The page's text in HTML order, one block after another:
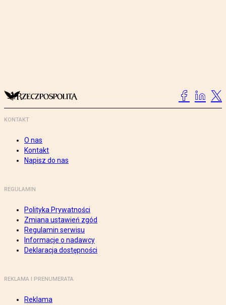
KONTAKT
O nas
Kontakt
Napisz do nas
REGULAMIN
Polityka Prywatności
Zmiana ustawień zgód
Regulamin serwisu
Informacje o nadawcy
Deklaracja dostępności
REKLAMA I PRENUMERATA
Reklama